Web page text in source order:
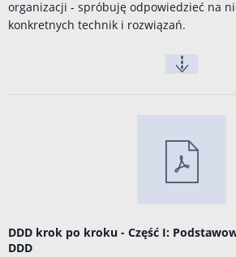
organizacji - spróbuję odpowiedzieć na
konkretnych technik i rozwiązań.
DDD krok po kroku - Część I:
DDD